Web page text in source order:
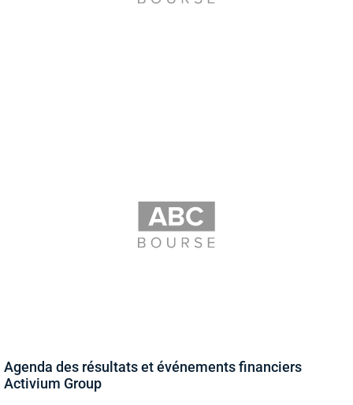
Agenda des résultats et événements financiers
Activium Group